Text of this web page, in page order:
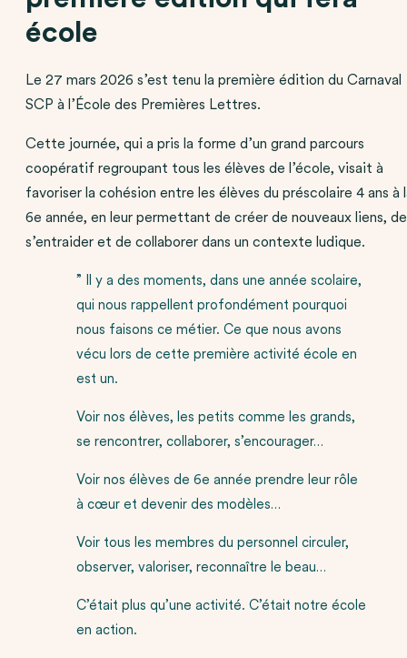
école
Le 27 mars 2026 s’est tenu la première édition du Carnaval
SCP à l’École des Premières Lettres.
Cette journée, qui a pris la forme d’un grand parcours
coopératif regroupant tous les élèves de l’école, visait à
favoriser la cohésion entre les élèves du préscolaire 4 ans à
6e année, en leur permettant de créer de nouveaux liens, de
s’entraider et de collaborer dans un contexte ludique.
” Il y a des moments, dans une année scolaire,
qui nous rappellent profondément pourquoi
nous faisons ce métier. Ce que nous avons
vécu lors de cette première activité école en
est un.
Voir nos élèves, les petits comme les grands,
se rencontrer, collaborer, s’encourager…
Voir nos élèves de 6e année prendre leur rôle
à cœur et devenir des modèles…
Voir tous les membres du personnel circuler,
observer, valoriser, reconnaître le beau…
C’était plus qu’une activité. C’était notre école
en action.